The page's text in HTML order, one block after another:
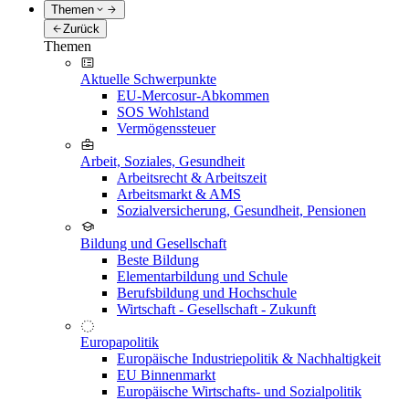
Themen
Zurück
Themen
Aktuelle Schwerpunkte
EU-Mercosur-Abkommen
SOS Wohlstand
Vermögenssteuer
Arbeit, Soziales, Gesundheit
Arbeitsrecht & Arbeitszeit
Arbeitsmarkt & AMS
Sozialversicherung, Gesundheit, Pensionen
Bildung und Gesellschaft
Beste Bildung
Elementarbildung und Schule
Berufsbildung und Hochschule
Wirtschaft - Gesellschaft - Zukunft
Europapolitik
Europäische Industriepolitik & Nachhaltigkeit
EU Binnenmarkt
Europäische Wirtschafts- und Sozialpolitik